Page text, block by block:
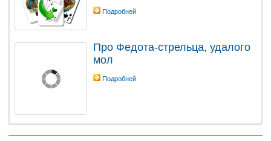
Подробней
Про Федота-стрельца, удалого
мол
Подробней